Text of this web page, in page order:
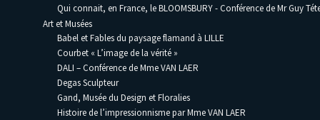
Qui connait, en France, le BLOOMSBURY - Conférence de Mr Guy
Art et Musées
Babel et Fables du paysage flamand à LILLE
Courbet « L’image de la vérité »
DALI – Conférence de Mme VAN LAER
Degas Sculpteur
Gand, Musée du Design et Floralies
Histoire de l’impressionnisme par Mme VAN LAER